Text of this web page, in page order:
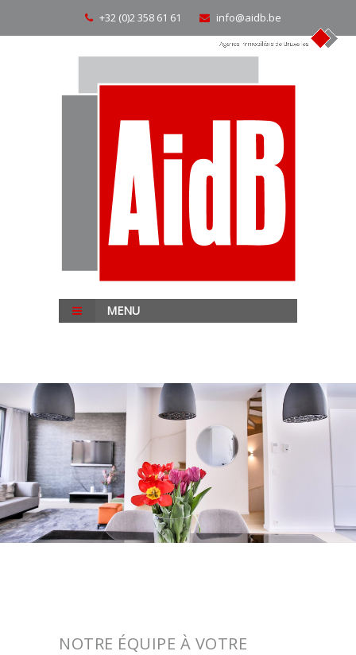
+32 (0)2 358 61 61 info@aidb.be
MENU
NOTRE ÉQUIPE À VOTRE